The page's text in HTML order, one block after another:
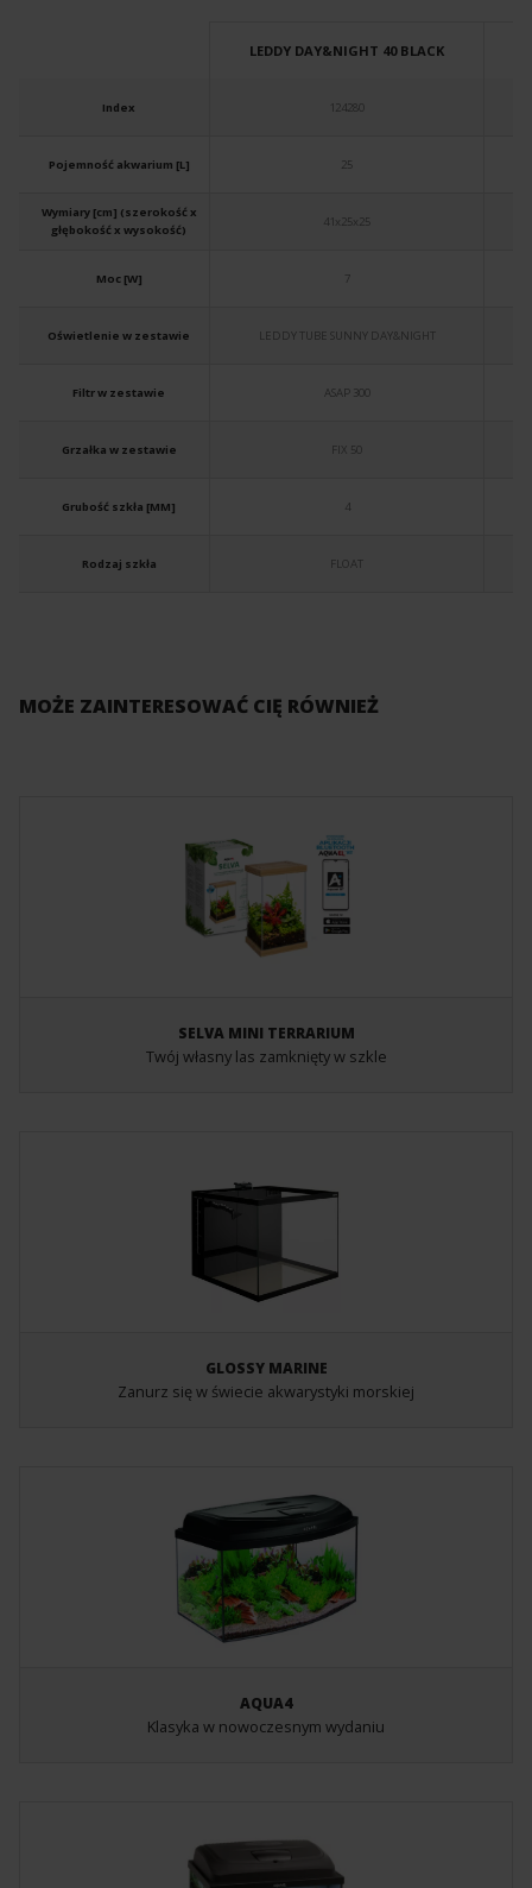
Index
Pojemność akwarium [L]
Wymiary [cm] (szerokość x
głębokość x wysokość)
Moc [W]
Oświetlenie w zestawie
Filtr w zestawie
Grzałka w zestawie
Grubość szkła [MM]
Rodzaj szkła
LEDDY DAY&NIGHT 40 BLACK
124280
25
41x25x25
7
LEDDY TUBE SUNNY DAY&NIGHT
ASAP 300
FIX 50
4
FLOAT
MOŻE ZAINTERESOWAĆ CIĘ RÓWNIEŻ
SELVA MINI TERRARIUM
Twój własny las zamknięty w szkle
GLOSSY MARINE
Zanurz się w świecie akwarystyki morskiej
AQUA4
Klasyka w nowoczesnym wydaniu